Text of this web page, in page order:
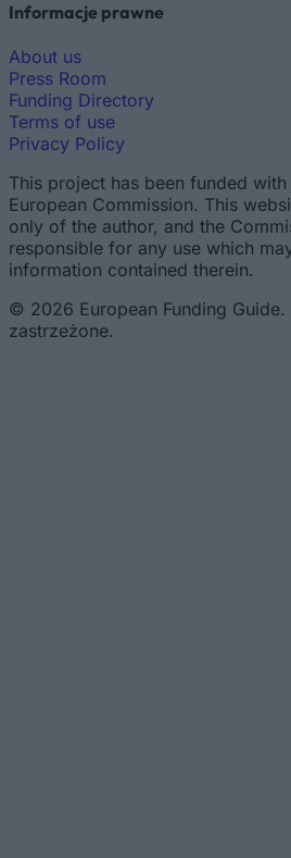
Informacje prawne
About us
Press Room
Funding Directory
Terms of use
Privacy Policy
This project has been funded
European Commission. This
only of the author, and the
responsible for any use which
information contained therein.
© 2026 European Funding Guide.
zastrzeżone.